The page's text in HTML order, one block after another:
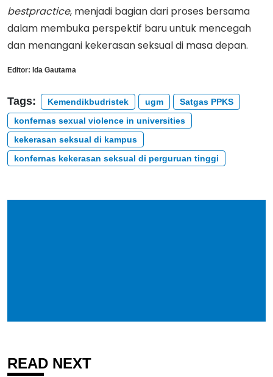
bestpractice, menjadi bagian dari proses bersama
dalam membuka perspektif baru untuk mencegah
dan menangani kekerasan seksual di masa depan.
Editor: Ida Gautama
Tags: Kemendikbudristek ugm
Satgas PPKS
konfernas sexual violence in universities
kekerasan seksual di kampus
konfernas kekerasan seksual di perguruan tinggi
READ NEXT